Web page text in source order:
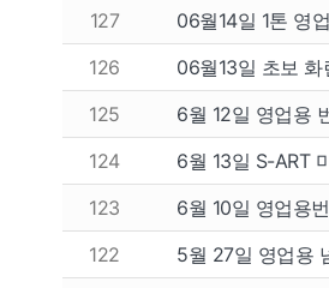
127
06월14일 1톤 영
126
06월13일 초보 화
125
6월 12일 영업용
124
6월 13일 S-ART
123
6월 10일 영업용
122
5월 27일 영업용